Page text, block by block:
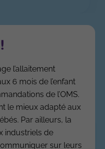
sont
d(allergie aux
reflux
protéines du lait
peuvent
être
par...
l’allaitement
6 mois de l’enfant
de l’OMS.
le mieux adapté aux
Par ailleurs, la
industriels de
sur leurs